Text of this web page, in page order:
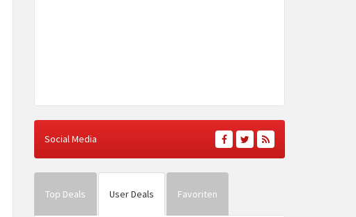
Social Media
Top Deals User Deals Favoriten